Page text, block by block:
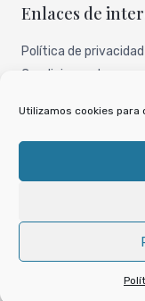
Utilizamos cookies
m
f
Enlaces de
Política de privacidad
Condiciones de uso
Nuestro perfil de
Copyright © 2026
Powered byLibros